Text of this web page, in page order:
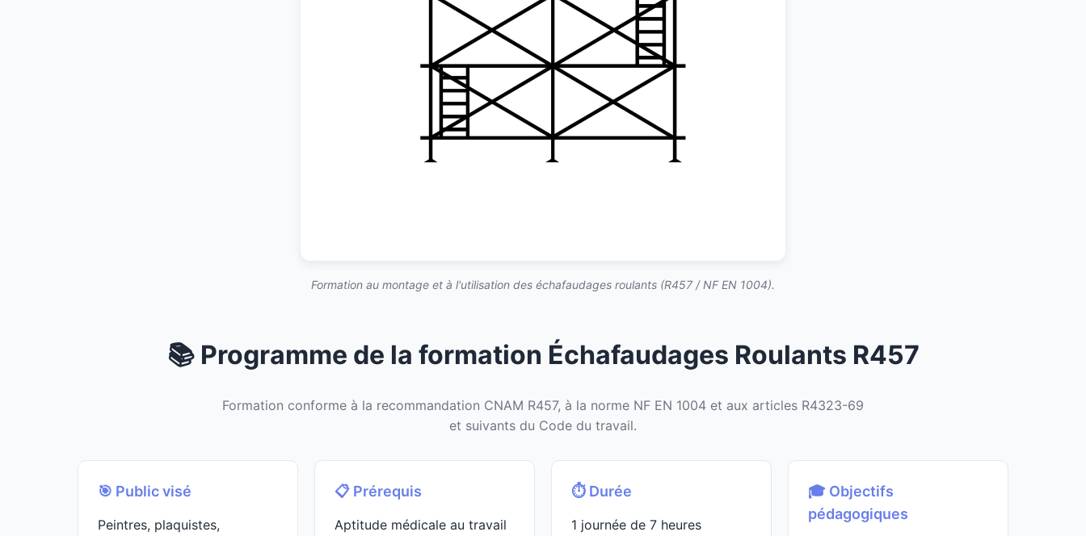
Formation au montage et à l'utilisation des échafaudages roulants (R457 / NF EN 1004).
📚 Programme de la formation Échafaudages Roulants R457
Formation conforme à la recommandation CNAM R457, à la norme NF EN 1004 et aux articles R4323-69
et suivants du Code du travail.
🎯 Public visé
Peintres, plaquistes,
📋 Prérequis
Aptitude médicale au travail
⏱️ Durée
1 journée de 7 heures
🎓 Objectifs
pédagogiques